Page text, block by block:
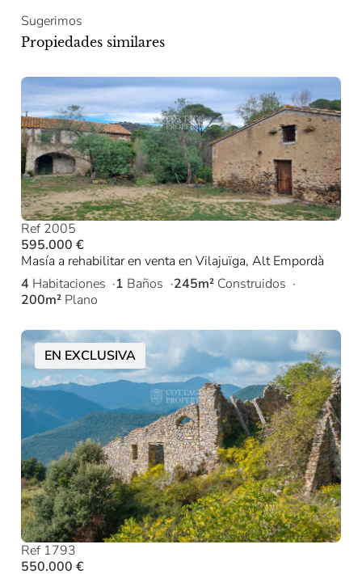
Sugerimos
Propiedades similares
Ref 2005
595.000 €
Masía a rehabilitar en venta en Vilajuïga, Alt Empordà
4 Habitaciones 1 Baños 245m² Construidos
200m² Plano
EN EXCLUSIVA
Ref 1793
550.000 €